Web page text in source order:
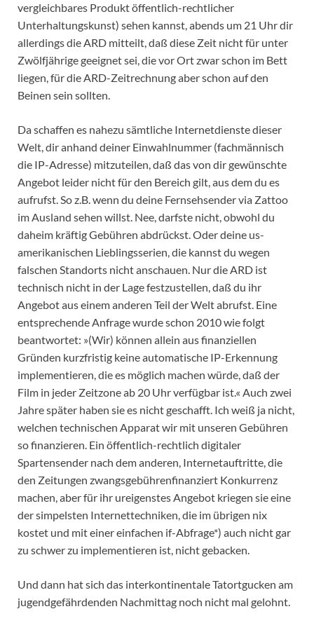
vergleichbares Produkt öffentlich-rechtlicher
Unterhaltungskunst) sehen kannst, abends um 21 Uhr dir
allerdings die ARD mitteilt, daß diese Zeit nicht für unter
Zwölfjährige geeignet sei, die vor Ort zwar schon im Bett
liegen, für die ARD-Zeitrechnung aber schon auf den
Beinen sein sollten.
Da schaffen es nahezu sämtliche Internetdienste dieser
Welt, dir anhand deiner Einwahlnummer (fachmännisch
die IP-Adresse) mitzuteilen, daß das von dir gewünschte
Angebot leider nicht für den Bereich gilt, aus dem du es
aufrufst. So z.B. wenn du deine Fernsehsender via Zattoo
im Ausland sehen willst. Nee, darfste nicht, obwohl du
daheim kräftig Gebühren abdrückst. Oder deine us-
amerikanischen Lieblingsserien, die kannst du wegen
falschen Standorts nicht anschauen. Nur die ARD ist
technisch nicht in der Lage festzustellen, daß du ihr
Angebot aus einem anderen Teil der Welt abrufst. Eine
entsprechende Anfrage wurde schon 2010 wie folgt
beantwortet: »(Wir) können allein aus finanziellen
Gründen kurzfristig keine automatische IP-Erkennung
implementieren, die es möglich machen würde, daß der
Film in jeder Zeitzone ab 20 Uhr verfügbar ist.« Auch zwei
Jahre später haben sie es nicht geschafft. Ich weiß ja nicht,
welchen technischen Apparat wir mit unseren Gebühren
so finanzieren. Ein öffentlich-rechtlich digitaler
Spartensender nach dem anderen, Internetauftritte, die
den Zeitungen zwangsgebührenfinanziert Konkurrenz
machen, aber für ihr ureigenstes Angebot kriegen sie eine
der simpelsten Internettechniken, die im übrigen nix
kostet und mit einer einfachen if-Abfrage*) auch nicht gar
zu schwer zu implementieren ist, nicht gebacken.
Und dann hat sich das interkontinentale Tatortgucken am
jugendgefährdenden Nachmittag noch nicht mal gelohnt.